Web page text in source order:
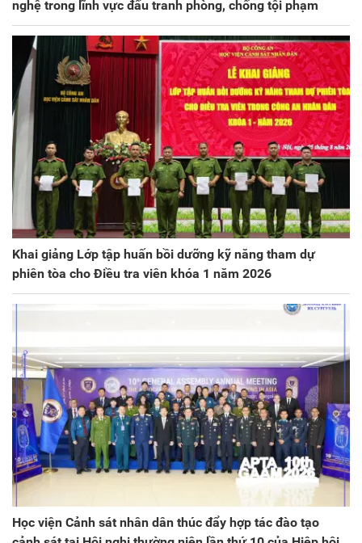
nghệ trong lĩnh vực đấu tranh phòng, chống tội phạm
Khai giảng Lớp tập huấn bồi dưỡng kỹ năng tham dự
phiên tòa cho Điều tra viên khóa 1 năm 2026
Học viện Cảnh sát nhân dân thúc đẩy hợp tác đào tạo